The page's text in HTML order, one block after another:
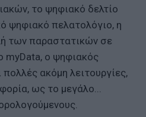
το ψηφιακό δελτίο
ψηφιακό πελατολόγιο, η
των παραστατικών σε
myData, ο ψηφιακός
ακόμη λειτουργίες,
ως το μεγάλο...